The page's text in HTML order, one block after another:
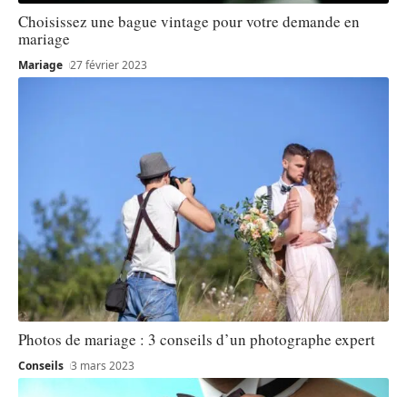
Choisissez une bague vintage pour votre demande en
mariage
Mariage 27 février 2023
Photos de mariage : 3 conseils d’un photographe expert
Conseils 3 mars 2023